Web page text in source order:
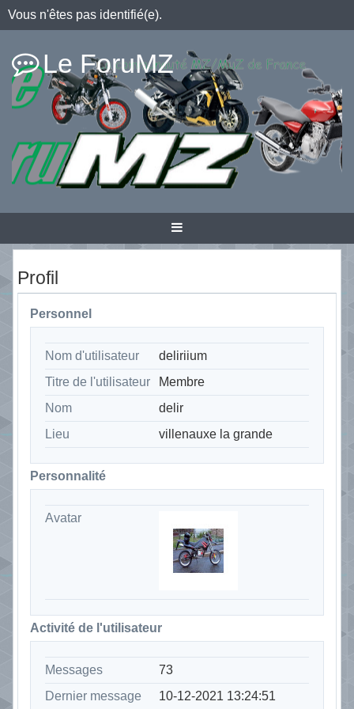
Vous n'êtes pas identifié(e).
Le ForuMZ
Profil
Personnel
Nom d'utilisateur
deliriium
Titre de l'utilisateur
Membre
Nom
delir
Lieu
villenauxe la grande
Personnalité
Avatar
Activité de l'utilisateur
Messages
73
Dernier message
10-12-2021 13:24:51